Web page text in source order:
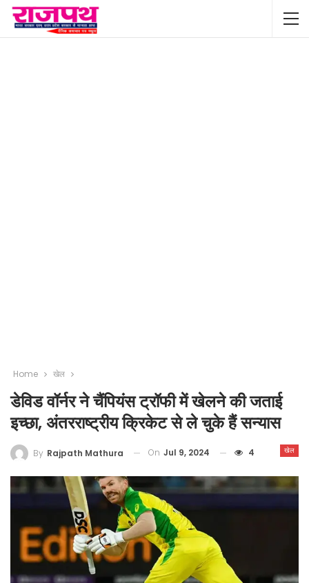
Home खेल
डेविड वॉर्नर ने चैंपियंस ट्रॉफी में खेलने की जताई
इच्छा, अंतरराष्ट्रीय क्रिकेट से ले चुके हैं सन्यास
खेल
By Rajpath Mathura On Jul 9, 2024 4